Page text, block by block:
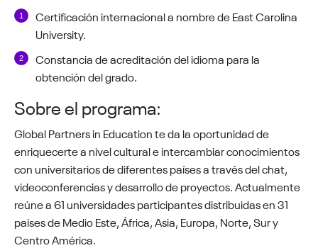
Certificación internacional a nombre de East Carolina
University.
Constancia de acreditación del idioma para la
obtención del grado.
Sobre el programa:
Global Partners in Education te da la oportunidad de
enriquecerte a nivel cultural e intercambiar conocimientos
con universitarios de diferentes países a través del chat,
videoconferencias y desarrollo de proyectos. Actualmente
reúne a 61 universidades participantes distribuidas en 31
países de Medio Este, África, Asia, Europa, Norte, Sur y
Centro América.